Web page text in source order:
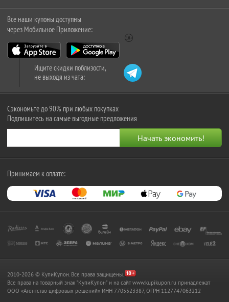
Все наши купоны доступны
через Мобильное Приложение:
Ищите скидки поблизости,
не выходя из чата:
Сэкономьте до 90% при любых покупках
Подпишитесь на самые выгодные предложения
Принимаем к оплате:
2010-2026 © КупиКупон. Все права защищены.
Все права на товарный знак "КупиКупон" и на сайт www.kupikupon.ru принадлежат
OOO «Агентство цифровых решений» ИНН 7705523387, ОГРН 1127747063212